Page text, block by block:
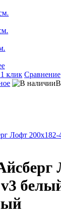
клик Сравнение
Лофт 200х182-